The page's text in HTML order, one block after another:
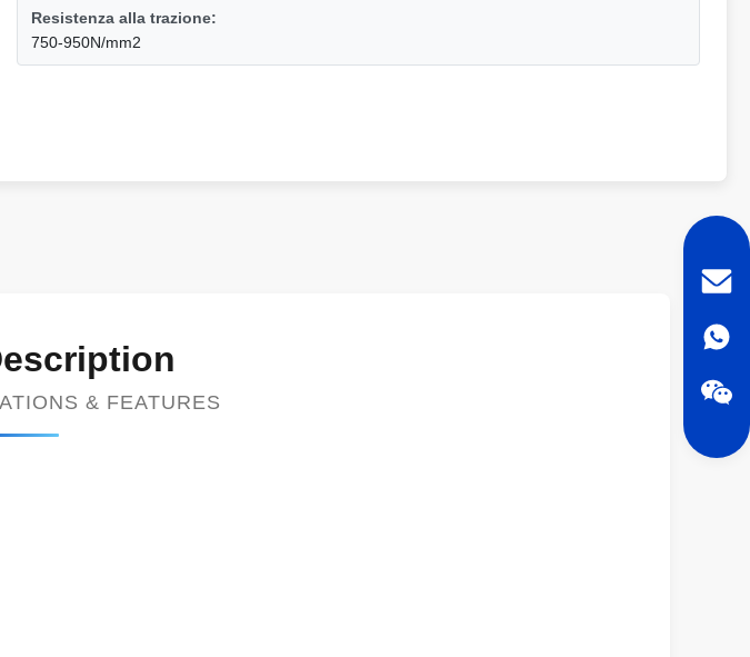
Resistenza alla trazione:
750-950N/mm2
& FEATURES